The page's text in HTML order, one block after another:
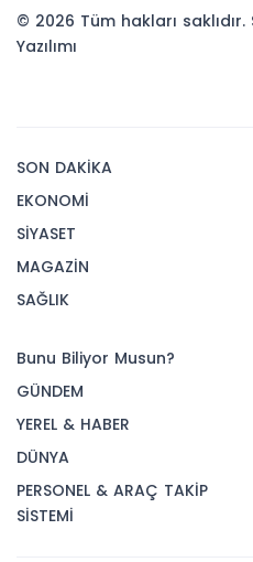
© 2026 Tüm hakları
Yazılımı
SON DAKİKA
EKONOMİ
SİYASET
MAGAZİN
SAĞLIK
Bunu Biliyor Musun?
GÜNDEM
YEREL & HABER
DÜNYA
PERSONEL & ARAÇ TAKİP
SİSTEMİ